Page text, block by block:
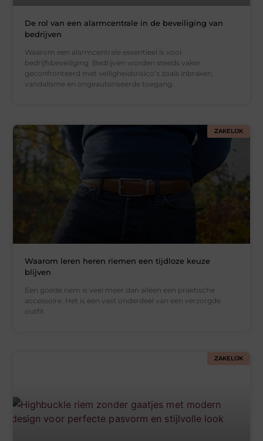
De rol van een alarmcentrale in de beveiliging van
bedrijven
Waarom een alarmcentrale essentieel is voor
bedrijfsbeveiliging Bedrijven worden steeds vaker
geconfronteerd met veiligheidsrisico’s zoals inbraken,
vandalisme en ongeautoriseerde toegang.
ZAKELIJK
Waarom leren heren riemen een tijdloze keuze
blijven
Een goede riem is veel meer dan alleen een praktische
accessoire. Het is een vast onderdeel van een verzorgde
outfit
ZAKELIJK